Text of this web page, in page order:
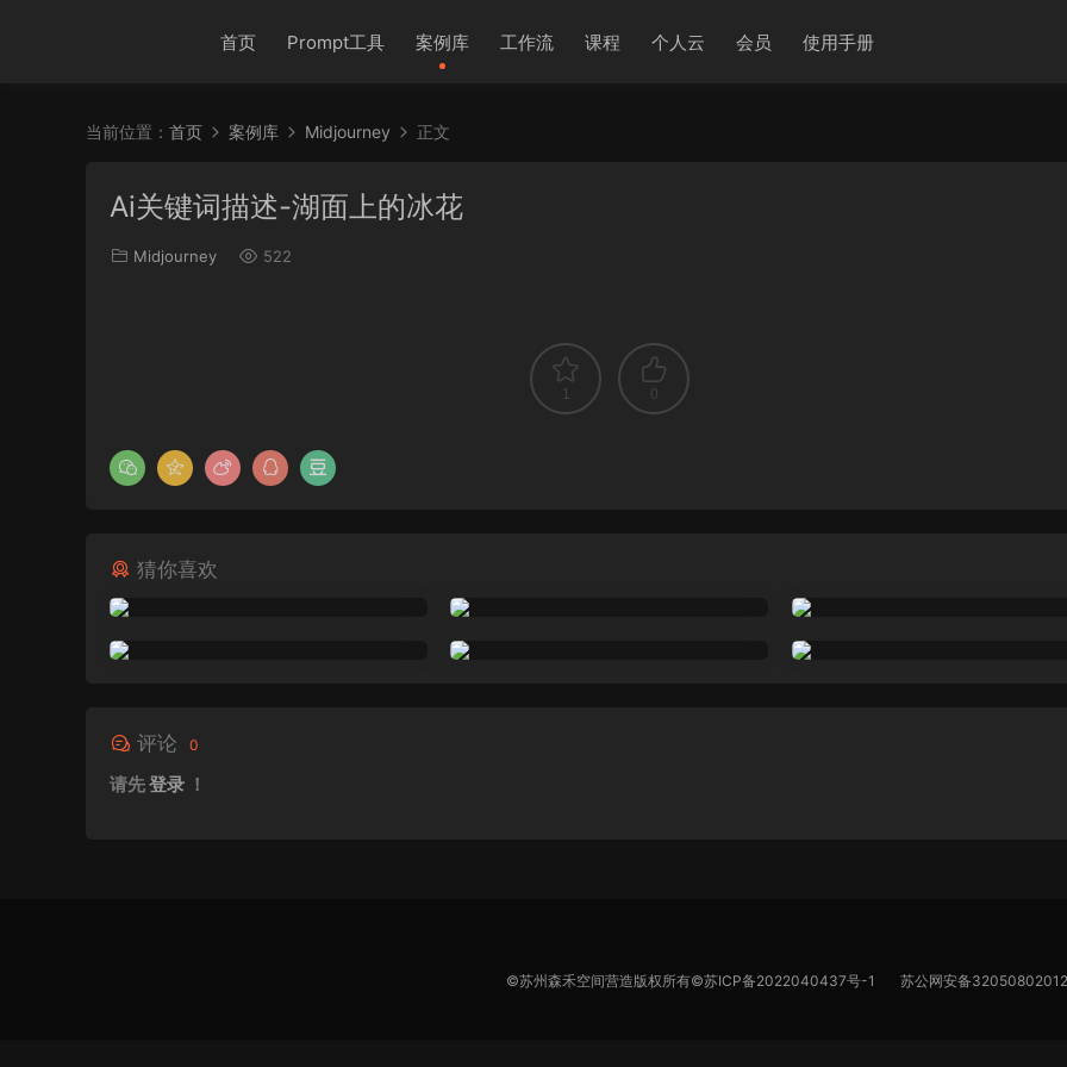
首页 Prompt工具 案例库 工作流 课程 个人云 会员 使用手册
当前位置： 首页 案例库 Midjourney 正文
Ai关键词描述-湖面上的冰花
Midjourney 522
1 0
猜你喜欢
评论 0
请先登录 ！
©苏州森禾空间营造版权所有©苏ICP备2022040437号-1 苏公网安备